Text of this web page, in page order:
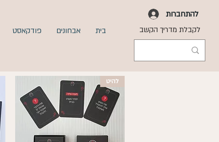
בית אבחונים פודקאסט
להתחברות
לקבלת מדריך הקשב
להיט